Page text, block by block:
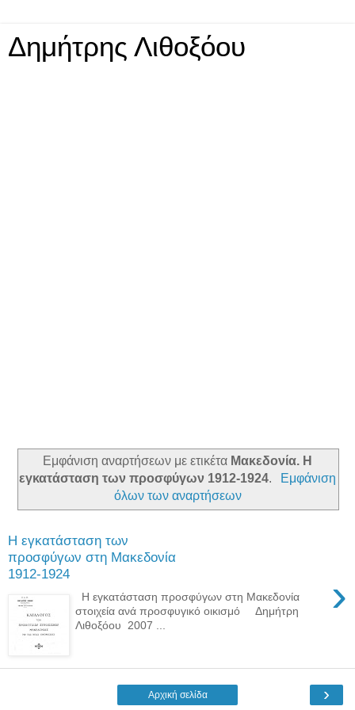
Δημήτρης Λιθοξόου
Εμφάνιση αναρτήσεων με ετικέτα Μακεδονία. Η
εγκατάσταση των προσφύγων 1912-1924.
Εμφάνιση
όλων των αναρτήσεων
Η εγκατάσταση των
προσφύγων στη Μακεδονία
1912-1924
›
Η εγκατάσταση προσφύγων στη Μακεδονία
στοιχεία ανά προσφυγικό οικισμό Δημήτρη
Λιθοξόου 2007 ...
›
Αρχική σελίδα